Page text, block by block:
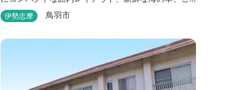
んこんと湧きでる天然温泉源泉、展望デッキ〜いじ
ル。
伊勢志摩 鳥羽市